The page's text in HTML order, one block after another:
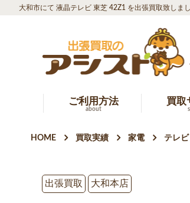
大和市にて 液晶テレビ 東芝 42Z1 を出張買取致しま
ご利用方法
about
買取
HOME 買取実績 家電 テレビ
出張買取
大和本店